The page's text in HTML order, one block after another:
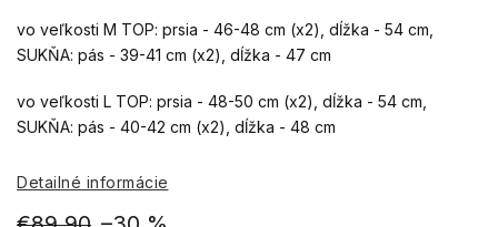
vo veľkosti M TOP: prsia - 46-48 cm (x2), dĺžka - 54 cm,
SUKŇA: pás - 39-41 cm (x2), dĺžka - 47 cm
vo veľkosti L TOP: prsia - 48-50 cm (x2), dĺžka - 54 cm,
SUKŇA: pás - 40-42 cm (x2), dĺžka - 48 cm
Detailné informácie